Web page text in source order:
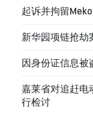
起诉并拘留
新华园项链抢劫
因身份证信息被
嘉莱省对追赶电
行检讨